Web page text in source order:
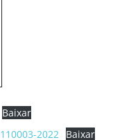
Baixar
2022 Baixar